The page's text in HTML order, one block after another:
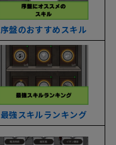
序盤のおすすめスキル
最強スキルランキング